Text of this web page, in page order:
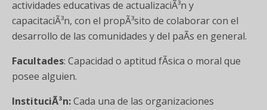
actividades educativas de actualizaciÃ³n y
capacitaciÃ³n, con el propÃ³sito de colaborar con el
desarrollo de las comunidades y del paÃ­s en general.
Facultades: Capacidad o aptitud fÃ­sica o moral que
posee alguien.
InstituciÃ³n:Cada una de las organizaciones